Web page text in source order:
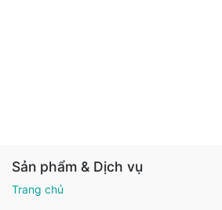
Sản phẩm & Dịch vụ
Trang chủ